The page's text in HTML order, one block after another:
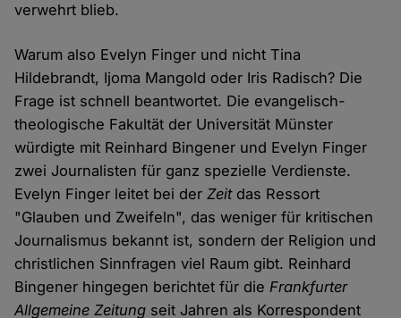
verwehrt blieb.
Warum also Evelyn Finger und nicht Tina
Hildebrandt, Ijoma Mangold oder Iris Radisch? Die
Frage ist schnell beantwortet. Die evangelisch-
theologische Fakultät der Universität Münster
würdigte mit Reinhard Bingener und Evelyn Finger
zwei Journalisten für ganz spezielle Verdienste.
Evelyn Finger leitet bei derZeitdas Ressort
"Glauben und Zweifeln", das weniger für kritischen
Journalismus bekannt ist, sondern der Religion und
christlichen Sinnfragen viel Raum gibt. Reinhard
Bingener hingegen berichtet für dieFrankfurter
Allgemeine Zeitung seit Jahren als Korrespondent